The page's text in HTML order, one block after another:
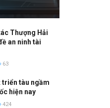
Thượng Hải
an ninh tài
63
triển tàu ngầm
hiện nay
424